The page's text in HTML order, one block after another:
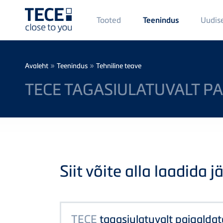
Main
Menü
1
Tooted Teenindus
Breadcrumb
Avaleht » Teenindus » Tehniline teave
TECE TAGASIULATUVALT
Siit võite alla laadida
TECE tagasiulatuvalt